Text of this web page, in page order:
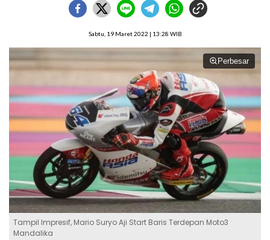
Sabtu, 19 Maret 2022 | 13:28 WIB
Perbesar
Tampil Impresif, Mario Suryo Aji Start Baris Terdepan Moto3
Mandalika